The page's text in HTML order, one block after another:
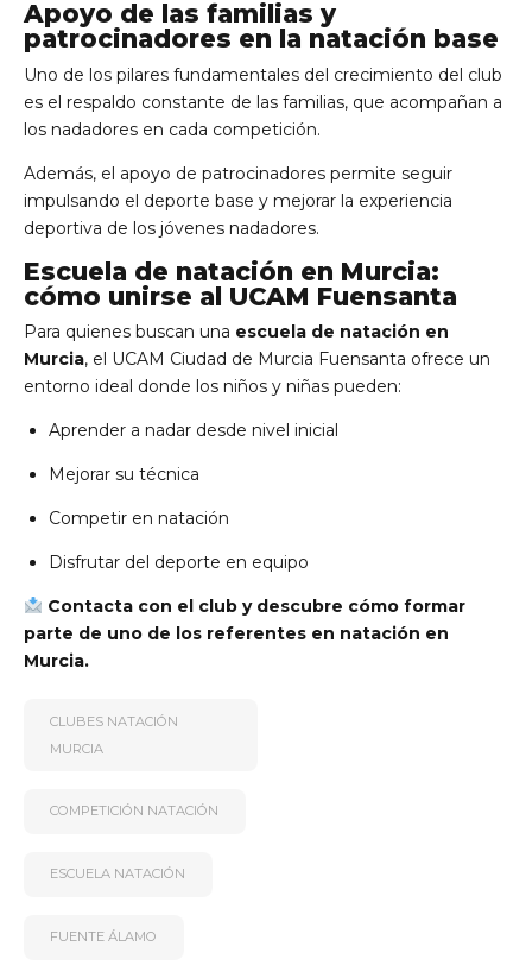
Apoyo de las familias y
patrocinadores en la natación base
Uno de los pilares fundamentales del crecimiento del club
es el respaldo constante de las familias, que acompañan a
los nadadores en cada competición.
Además, el apoyo de patrocinadores permite seguir
impulsando el deporte base y mejorar la experiencia
deportiva de los jóvenes nadadores.
Escuela de natación en Murcia:
cómo unirse al UCAM Fuensanta
Para quienes buscan una escuela de natación en
Murcia, el UCAM Ciudad de Murcia Fuensanta ofrece un
entorno ideal donde los niños y niñas pueden:
Aprender a nadar desde nivel inicial
Mejorar su técnica
Competir en natación
Disfrutar del deporte en equipo
Contacta con el club y descubre cómo formar
parte de uno de los referentes en natación en
Murcia.
CLUBES NATACIÓN
MURCIA
COMPETICIÓN NATACIÓN
ESCUELA NATACIÓN
FUENTE ÁLAMO